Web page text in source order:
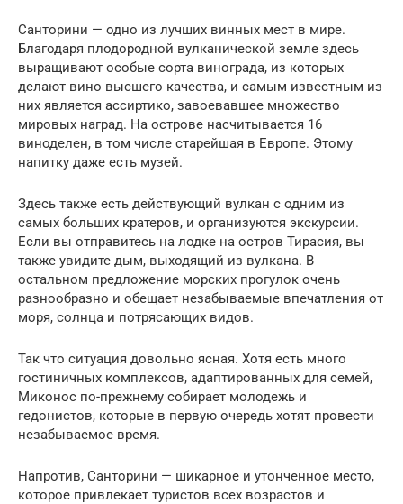
Санторини — одно из лучших винных мест в мире.
Благодаря плодородной вулканической земле здесь
выращивают особые сорта винограда, из которых
делают вино высшего качества, и самым известным из
них является ассиртико, завоевавшее множество
мировых наград. На острове насчитывается 16
виноделен, в том числе старейшая в Европе. Этому
напитку даже есть музей.
Здесь также есть действующий вулкан с одним из
самых больших кратеров, и организуются экскурсии.
Если вы отправитесь на лодке на остров Тирасия, вы
также увидите дым, выходящий из вулкана. В
остальном предложение морских прогулок очень
разнообразно и обещает незабываемые впечатления от
моря, солнца и потрясающих видов.
Так что ситуация довольно ясная. Хотя есть много
гостиничных комплексов, адаптированных для семей,
Миконос по-прежнему собирает молодежь и
гедонистов, которые в первую очередь хотят провести
незабываемое время.
Напротив, Санторини — шикарное и утонченное место,
которое привлекает туристов всех возрастов и